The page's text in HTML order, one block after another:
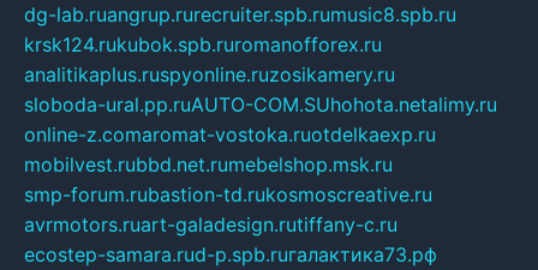
dg-lab.ruangrup.rurecruiter.spb.rumusic8.spb.ru
krsk124.rukubok.spb.ruromanofforex.ru
analitikaplus.ruspyonline.ruzosikamery.ru
sloboda-ural.pp.ruAUTO-COM.SUhohota.netalimy.ru
online-z.comaromat-vostoka.ruotdelkaexp.ru
mobilvest.rubbd.net.rumebelshop.msk.ru
smp-forum.rubastion-td.rukosmoscreative.ru
avrmotors.ruart-galadesign.rutiffany-c.ru
ecostep-samara.rud-p.spb.ruгалактика73.рф